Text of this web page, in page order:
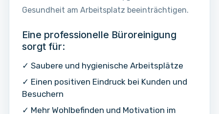
Gesundheit am Arbeitsplatz beeinträchtigen.
Eine professionelle Büroreinigung
sorgt für:
✓ Saubere und hygienische Arbeitsplätze
✓ Einen positiven Eindruck bei Kunden und
Besuchern
✓ Mehr Wohlbefinden und Motivation im